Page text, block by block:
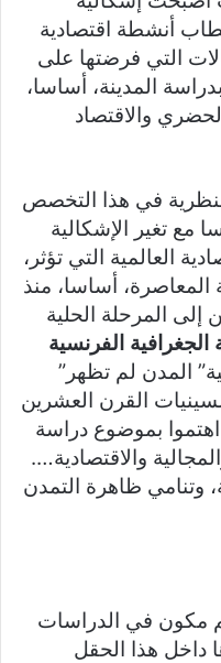
أنشطة اقتصادية
التي فرضتها على
المدينة، أساسا،
والاقتصاد
في هذا التخصص
مع تغير الإشكالية
العالمية التي تؤثر،
أساسا، منذ
المرحلة الحلية
الجغرافية الفرنسية
المدن لم تظهر”
القرن العشرين
بموضوع دراسة
والاقتصادية….
وتنامي ظاهرة التمدن
مكون في الدراسات
داخل هذا الحقل